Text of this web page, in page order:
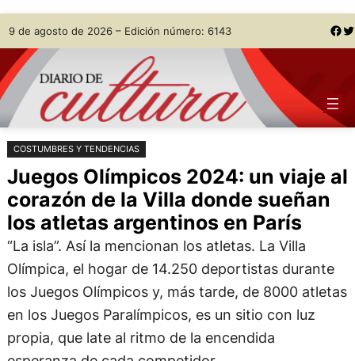
Saltar
al
contenido
Skip
to
content
9 de agosto de 2026 – Edición número: 6143 Facebook Twitter
COSTUMBRES Y TENDENCIAS
Juegos Olímpicos 2024: un viaje al
corazón de la Villa donde sueñan
los atletas argentinos en París
“La isla”. Así la mencionan los atletas. La Villa
Olímpica, el hogar de 14.250 deportistas durante
los Juegos Olímpicos y, más tarde, de 8000 atletas
en los Juegos Paralímpicos, es un sitio con luz
propia, que late al ritmo de la encendida